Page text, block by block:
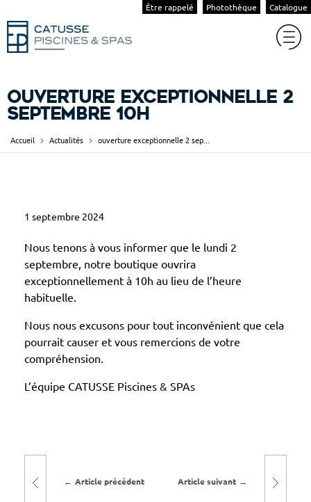
Être rappelé Photothèque Catalogue
ouverture exceptionnelle 2
septembre 10h
Accueil Actualités ouverture exceptionnelle 2 sep...
o
v
e
r
t
u
r
e
e
1 septembre 2024
Nous tenons à vous informer que le lundi 2
septembre, notre boutique ouvrira
exceptionnellement à 10h au lieu de l’heure
habituelle.
Nous nous excusons pour tout inconvénient que cela
pourrait causer et vous remercions de votre
compréhension.
L’équipe CATUSSE Piscines & SPAs
Article précédent Article suivant